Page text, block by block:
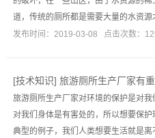
道，传统的厕所都是需要大量的水资源
发布时间：2019-03-08 点击次数：
[技术知识] 旅游厕所生产厂家有
旅游厕所生产厂家对环境的保护是对
对我们身体是有害处的，所以想要保
典型的例子，我们人类想要生活就是离